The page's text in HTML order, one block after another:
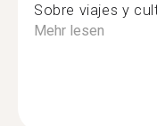
Sobre viajes y
Mehr lesen